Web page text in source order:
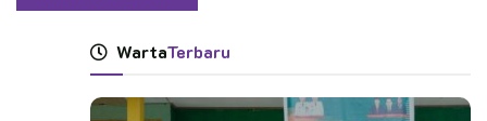
WartaTerbaru